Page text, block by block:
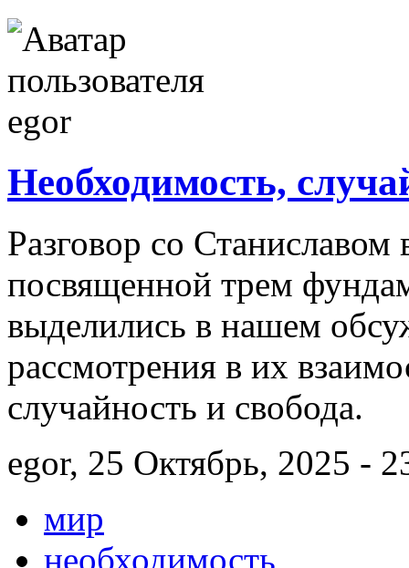
Необходимость,
Разговор со
посвященной трем
выделились в нашем
рассмотрения в их
случайность и свобода.
egor, 25 Октябрь, 2025 -
мир
необходимость